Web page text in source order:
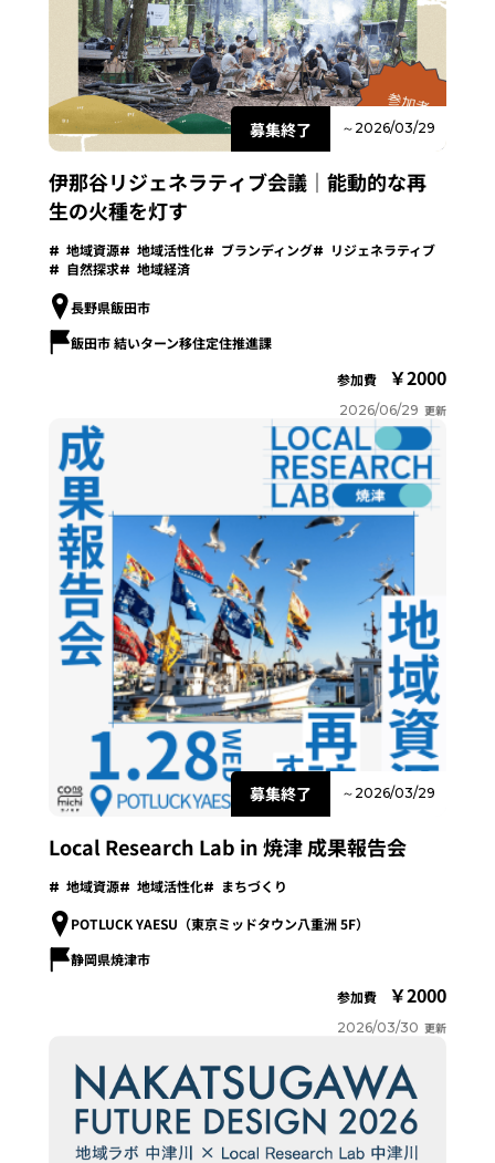
募集終了 ～2026/03/29
伊那谷リジェネラティブ会議｜能動的な再
生の火種を灯す
地域資源 地域活性化 ブランディング
リジェネラティブ
自然探求
地域経済
長野県飯田市
飯田市 結いターン移住定住推進課
参加費
2000
2026/06/29 更新
募集終了 ～2026/03/29
Local Research Lab in 焼津 成果報告会
地域資源 地域活性化 まちづくり
POTLUCK YAESU（東京ミッドタウン八重洲 5F）
静岡県焼津市
参加費
2000
2026/03/30 更新